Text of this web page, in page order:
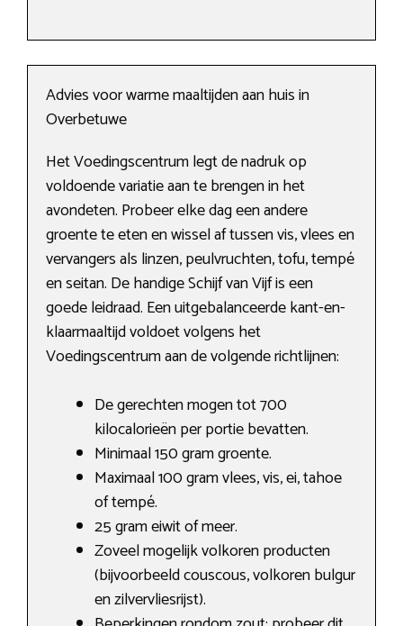
Advies voor warme maaltijden aan huis in
Overbetuwe
Het Voedingscentrum legt de nadruk op
voldoende variatie aan te brengen in het
avondeten. Probeer elke dag een andere
groente te eten en wissel af tussen vis, vlees en
vervangers als linzen, peulvruchten, tofu, tempé
en seitan. De handige Schijf van Vijf is een
goede leidraad. Een uitgebalanceerde kant-en-
klaarmaaltijd voldoet volgens het
Voedingscentrum aan de volgende richtlijnen:
De gerechten mogen tot 700
kilocalorieën per portie bevatten.
Minimaal 150 gram groente.
Maximaal 100 gram vlees, vis, ei, tahoe
of tempé.
25 gram eiwit of meer.
Zoveel mogelijk volkoren producten
(bijvoorbeeld couscous, volkoren bulgur
en zilvervliesrijst).